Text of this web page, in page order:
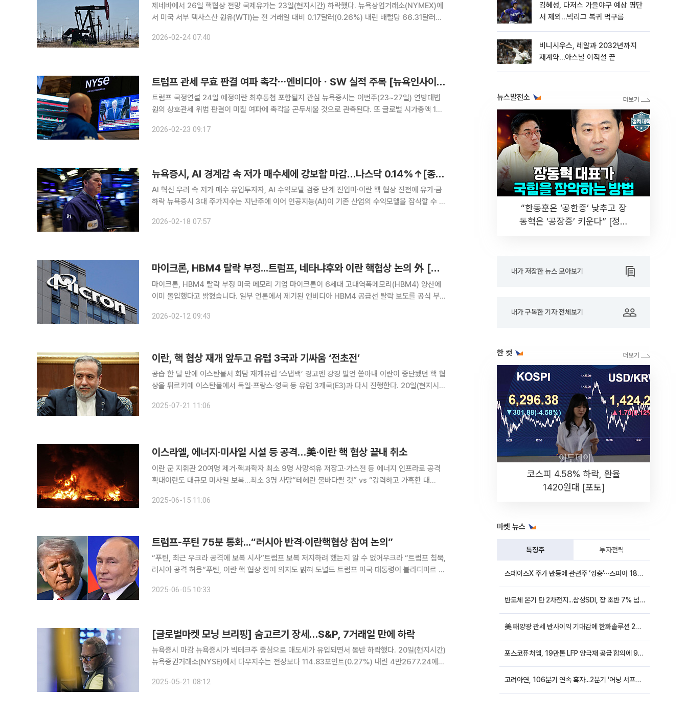
제네바에서 26일 핵협상 전망 국제유가는 23일(현지시간) 하락했다. 뉴욕상업거래소(NYMEX)에
서 미국 서부 텍사스산 원유(WTI)는 전 거래일 대비 0.17달러(0.26%) 내린 배럴당 66.31달러에
계됐다. 미국과 이란은 26일 스위스
2026-02-24 07:40
트럼프 관세 무효 판결 여파 촉각⋯엔비디아ㆍSW 실적 주목 [뉴욕인사이트]
트럼프 국정연설 24일 예정이란 최후통첩 포함될지 관심 뉴욕증시는 이번주(23~27일) 연방대법
원의 상호관세 위법 판결이 미칠 여파에 촉각을 곤두세울 것으로 관측된다. 또 글로벌 시가총액 1위
일 국제비상경제권한법(IEEPA)이 대통령에 관세 부과 권한을
2026-02-23 09:17
뉴욕증시, AI 경계감 속 저가 매수세에 강보합 마감…나스닥 0.14%↑[종합]
AI 혁신 우려 속 저가 매수 유입투자자, AI 수익모델 검증 단계 진입미·이란 핵 협상 진전에 유가·금
하락 뉴욕증시 3대 주가지수는 지난주에 이어 인공지능(AI)이 기존 산업의 수익모델을 잠식할 수 있
래소(NYSE)에서 다우지수는 전장보다 32.26포인
2026-02-18 07:57
마이크론, HBM4 탈락 부정...트럼프, 네타냐후와 이란 핵협상 논의 外 [오늘의 주요뉴스]
마이크론, HBM4 탈락 부정 미국 메모리 기업 마이크론이 6세대 고대역폭메모리(HBM4) 양산에
이미 돌입했다고 밝혔습니다. 일부 언론에서 제기된 엔비디아 HBM4 공급선 탈락 보도를 공식 부
객사 출하를 시작했다”며 올해 1분기부터 출하량이 본격 확대
2026-02-12 09:43
이란, 핵 협상 재개 앞두고 유럽 3국과 기싸움 ‘전초전’
공습 한 달 만에 이스탄불서 회담 재개유럽 ‘스냅백’ 경고엔 강경 발언 쏟아내 이란이 중단됐던 핵 협
상을 튀르키예 이스탄불에서 독일·프랑스·영국 등 유럽 3개국(E3)과 다시 진행한다. 20일(현지시
지 약 한 달 만에 이스탄불에서 25일 E3와 다시 협상
2025-07-21 11:06
이스라엘, 에너지·미사일 시설 등 공격…美·이란 핵 협상 끝내 취소
이란 군 지휘관 20여명 제거·핵과학자 최소 9명 사망석유 저장고·가스전 등 에너지 인프라로 공격
확대이란도 대규모 미사일 보복…최소 3명 사망“테헤란 불바다될 것” vs “강력하고 가혹한 대
위기가 최고조로 치닫고 있다. 갈등의 여파로 예정됐던 미국과 이란의 6
2025-06-15 11:06
트럼프-푸틴 75분 통화...“러시아 반격‧이란핵협상 참여 논의”
“푸틴, 최근 우크라 공격에 보복 시사”트럼프 보복 저지하려 했는지 알 수 없어우크라 “트럼프 침묵,
러시아 공격 허용”푸틴, 이란 핵 협상 참여 의지도 밝혀 도널드 트럼프 미국 대통령이 블라디미르 푸
트럼프 대통령은 “즉각적인 평화로 이어질 대화는 아
2025-06-05 10:33
[글로벌마켓 모닝 브리핑] 숨고르기 장세…S&P, 7거래일 만에 하락
뉴욕증시 마감 뉴욕증시가 빅테크주 중심으로 매도세가 유입되면서 동반 하락했다. 20일(현지시간)
뉴욕증권거래소(NYSE)에서 다우지수는 전장보다 114.83포인트(0.27%) 내린 4만2677.24에
는 72.75포인트(0.38%) 밀린 1만91
2025-05-21 08:12
김혜성, 다저스 가을야구 예상 명단
서 제외…빅리그 복귀 먹구름
비니시우스, 레알과 2032년까지
재계약…아스널 이적설 끝
뉴스발전소
“한동훈은 ‘공한증’ 낮추고 장
동혁은 ‘공장증’ 키운다” [정치
내가 저장한 뉴스 모아보기
내가 구독한 기자 전체보기
한 컷
코스피 4.58% 하락, 환율
1420원대 [포토]
마켓 뉴스
특징주 투자전략
스페이스X 주가 반등에 관련주 ‘껑충’⋯스피어 18%ㆍ에이치브이엠 12%↑
반도체 온기 탄 2차전지...삼성SDI, 장 초반 7% 넘게 껑충
美 태양광 관세 반사이익 기대감에 한화솔루션 20%대·OCI홀딩스 14%대 급등
포스코퓨처엠, 19만톤 LFP 양극재 공급 합의에 9%대 강세
고려아연, 106분기 연속 흑자...2분기 '어닝 서프라이즈'에 장 초반 12%대 강세